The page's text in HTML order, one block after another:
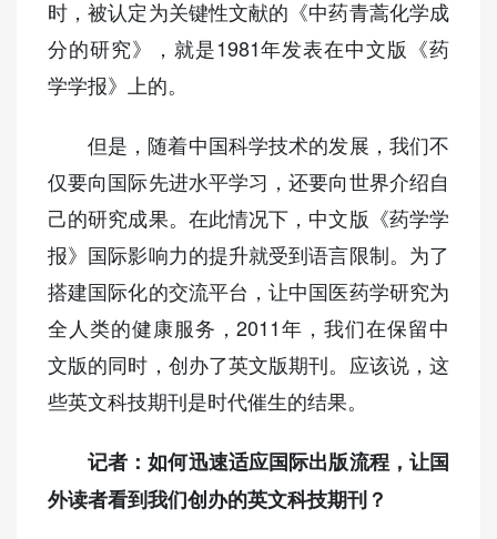
时，被认定为关键性文献的《中药青蒿化学成
分的研究》，就是1981年发表在中文版《药
学学报》上的。
但是，随着中国科学技术的发展，我们不
仅要向国际先进水平学习，还要向世界介绍自
己的研究成果。在此情况下，中文版《药学学
报》国际影响力的提升就受到语言限制。为了
搭建国际化的交流平台，让中国医药学研究为
全人类的健康服务，2011年，我们在保留中
文版的同时，创办了英文版期刊。应该说，这
些英文科技期刊是时代催生的结果。
记者：如何迅速适应国际出版流程，让国
外读者看到我们创办的英文科技期刊？